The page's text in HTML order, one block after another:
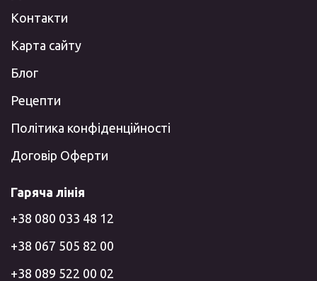
Контакти
Карта сайту
Блог
Рецепти
Політика конфіденційності
Договір Оферти
Гаряча лінія
+38 080 033 48 12
+38 067 505 82 00
+38 089 522 00 02